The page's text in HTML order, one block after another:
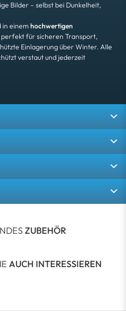
Bilder – selbst bei Dunkelheit,
in einem hochwertigen
für sicheren Transport,
Einlagerung über Winter. Alle
verstaut und jederzeit
ZUBEHÖR
AUCH INTERESSIEREN